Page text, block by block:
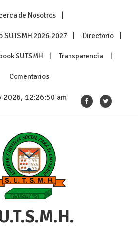
de Nosotros
SUTSMH 2026-2027 Directorio
SUTSMH Transparencia
Comentarios
2026, 12:26:50 am